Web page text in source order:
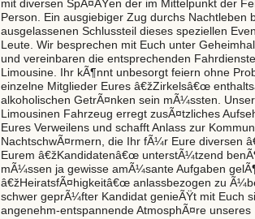
mit diversen SpÃ¤ÃŸen der im Mittelpunkt der
Person. Ein ausgiebiger Zug durchs Nachtleben
ausgelassenen Schlussteil dieses speziellen
Leute. Wir besprechen mit Euch unter
und vereinbaren die entsprechenden
Limousine. Ihr kÃ¶nnt unbesorgt feiern ohne
einzelne Mitglieder Eures â€žZirkelsâ€œ
alkoholischen GetrÃ¤nken sein mÃ¼ssten.
Limousinen Fahrzeug erregt zusÃ¤tzliches
Eures Verweilens und schafft Anlass zur
NachtschwÃ¤rmern, die Ihr fÃ¼r Eure diversen
Eurem â€žKandidatenâ€œ unterstÃ¼tzend
mÃ¼ssen ja gewisse amÃ¼sante Aufgaben
â€žHeiratsfÃ¤higkeitâ€œ anlassbezogen zu
schwer geprÃ¼fter Kandidat genieÃŸt mit Euch
angenehm-entspannende AtmosphÃ¤re unseres